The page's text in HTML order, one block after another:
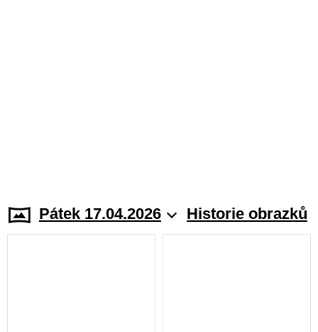
Pátek 17.04.2026 Historie obrazků